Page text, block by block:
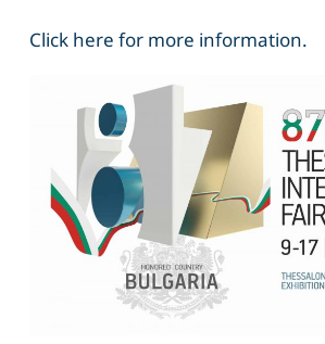
Click here for more information.